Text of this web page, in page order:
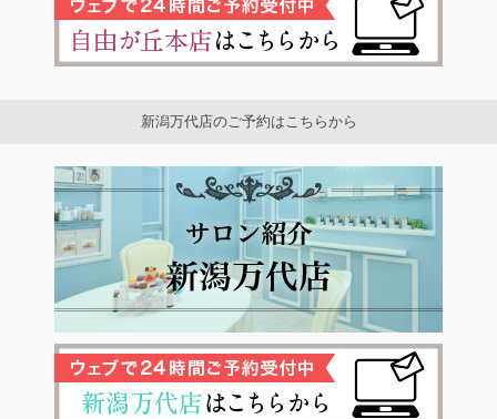
新潟万代店のご予約はこちらから